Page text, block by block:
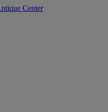
Center